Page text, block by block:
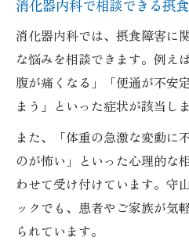
消化器内科で相談できる摂
消化器内科では、摂食障害に
な悩みを相談できます。例え
腹が痛くなる」「便通が不安
まう」といった症状が該当しま
また、「体重の急激な変動に
のが怖い」といった心理的な
わせて受け付けています。守
ックでも、患者やご家族が気
られています。